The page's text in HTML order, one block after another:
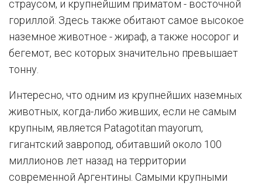
страусом, и крупнейшим приматом - восточной
гориллой. Здесь также обитают самое высокое
наземное животное - жираф, а также носорог и
бегемот, вес которых значительно превышает
тонну.
Интересно, что одним из крупнейших наземных
животных, когда-либо живших, если не самым
крупным, является Patagotitan mayorum,
гигантский завропод, обитавший около 100
миллионов лет назад на территории
современной Аргентины. Самыми крупными